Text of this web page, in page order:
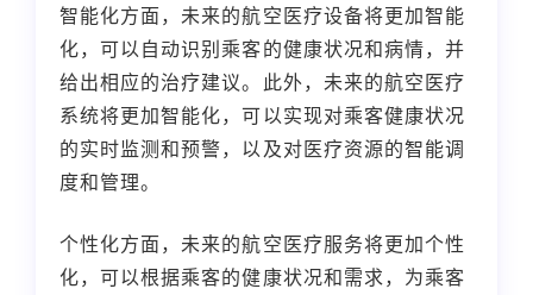
智能化方面，未来的航空医疗设备将更加智能
化，可以自动识别乘客的健康状况和病情，并
给出相应的治疗建议。此外，未来的航空医疗
系统将更加智能化，可以实现对乘客健康状况
的实时监测和预警，以及对医疗资源的智能调
度和管理。
个性化方面，未来的航空医疗服务将更加个性
化，可以根据乘客的健康状况和需求，为乘客